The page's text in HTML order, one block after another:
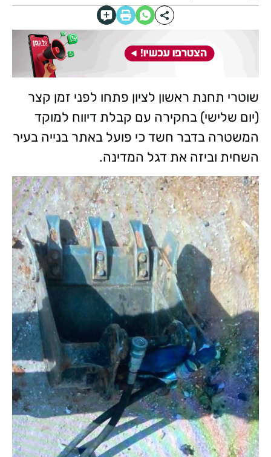
שוטרי תחנת ראשון לציון פתחו לפני זמן קצר
(יום שלישי) בחקירה עם קבלת דיווח למוקד
המשטרה בדבר חשד כי פועל באתר בנייה בעיר
השחית וביזה את דגל המדינה.